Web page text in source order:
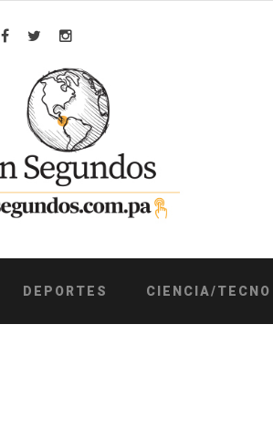
Facebook
TwitterInstagram
DEPORTES CIENCIA/TECNO